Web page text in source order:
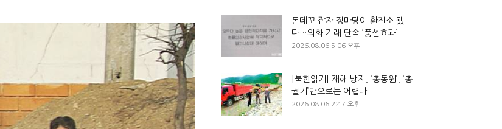
돈데꼬 잡자 장마당이 환전소 됐
다…외화 거래 단속 ‘풍선효과’
2026.08.06 5:06 오후
[북한읽기] 재해 방지, ‘총동원’, ‘총
궐기’만으로는 어렵다
2026.08.06 2:47 오후